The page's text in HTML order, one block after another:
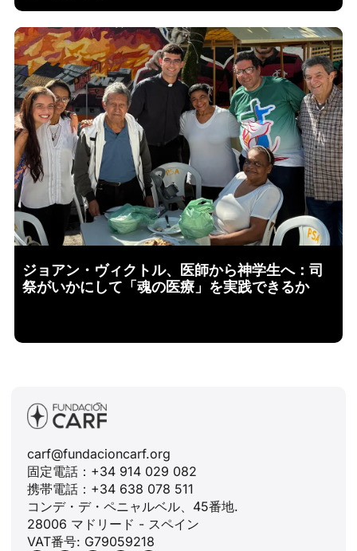
ジョアン・ヴィクトル、医師から神学生へ：司
祭がいかにして「魂の医療」を実践できるか
carf@fundacioncarf.org
固定電話：+34 914 029 082
携帯電話：+34 638 078 511
コンデ・デ・ペニャルベル、45番地.
28006 マドリード - スペイン
VAT番号: G79059218